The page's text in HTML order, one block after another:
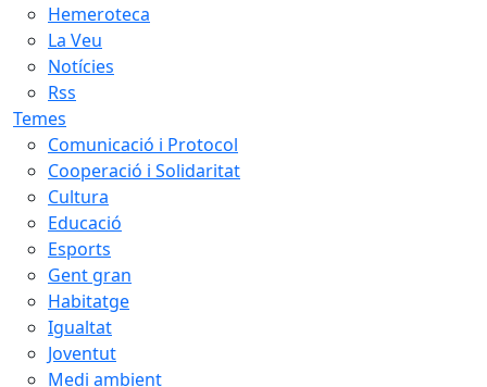
Hemeroteca
La Veu
Notícies
Rss
Temes
Comunicació i Protocol
Cooperació i Solidaritat
Cultura
Educació
Esports
Gent gran
Habitatge
Igualtat
Joventut
Medi ambient